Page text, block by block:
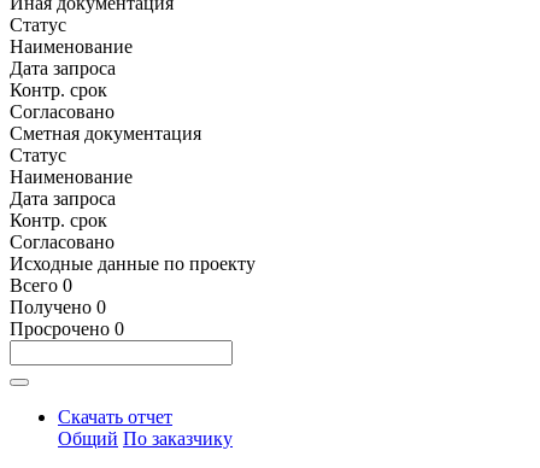
Статус
Наименование
Дата запроса
Контр. срок
Согласовано
Сметная документация
Статус
Наименование
Дата запроса
Контр. срок
Согласовано
Исходные данные по проекту
Всего 0
Получено 0
Просрочено 0
Скачать отчет
Общий По заказчику